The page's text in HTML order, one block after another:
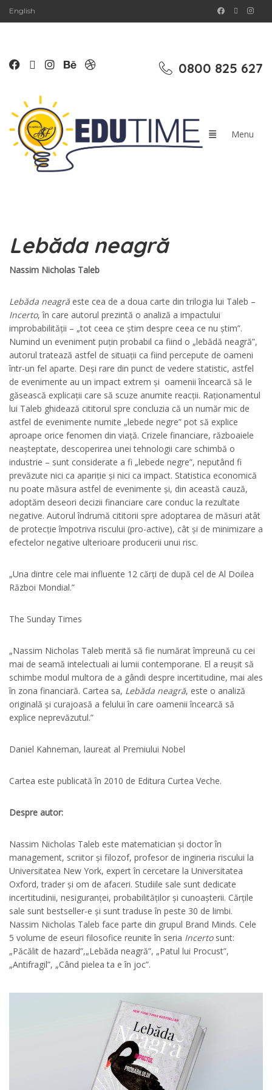
English
0800 825 627
Lebăda neagră
Nassim Nicholas Taleb
Lebăda neagrăeste cea de a doua carte din trilogia lui Taleb –
Incerto, în care autorul prezintă o analiză a impactului
improbabilității – „tot ceea ce știm despre ceea ce nu știm”.
Numind un eveniment puțin probabil ca fiind o „lebădă neagră”,
autorul tratează astfel de situații ca fiind percepute de oameni
într-un fel aparte. Deși rare din punct de vedere statistic, astfel
de evenimente au un impact extrem și oamenii încearcă să le
găsească explicații care să scuze anumite reacții. Raționamentul
lui Taleb ghidează cititorul spre concluzia că un număr mic de
astfel de evenimente numite „lebede negre” pot să explice
aproape orice fenomen din viață. Crizele financiare, războaiele
neașteptate, descoperirea unei tehnologii care schimbă o
industrie – sunt considerate a fi „lebede negre”, neputând fi
prevăzute nici ca apariție și nici ca impact. Statistica economică
nu poate măsura astfel de evenimente și, din această cauză,
adoptăm deseori decizii financiare care conduc la rezultate
negative. Autorul îndrumă cititorii spre adoptarea de măsuri atât
de protecție împotriva riscului (pro-active), cât și de minimizare a
efectelor negative ulterioare producerii unui risc.
„Una dintre cele mai influente 12 cărți de după cel de Al Doilea
Război Mondial.”
The Sunday Times
„Nassim Nicholas Taleb merită să fie numărat împreună cu cei
mai de seamă intelectuali ai lumii contemporane. El a reușit să
schimbe modul multora de a gândi despre incertitudine, mai ales
în zona financiară. Cartea sa, Lebăda neagră, este o analiză
originală și curajoasă a felului în care oamenii încearcă să
explice neprevăzutul.”
Daniel Kahneman, laureat al Premiului Nobel
Cartea este publicată în 2010 de Editura Curtea Veche.
Despre autor:
Nassim Nicholas Taleb este matematician și doctor în
management, scriitor și filozof, profesor de ingineria riscului la
Universitatea New York, expert în cercetare la Universitatea
Oxford, trader și om de afaceri. Studiile sale sunt dedicate
incertitudinii, nesiguranței, probabilităților și cunoașterii. Cărțile
sale sunt bestseller-e și sunt traduse în peste 30 de limbi.
Nassim Nicholas Taleb face parte din grupul Brand Minds. Cele
5 volume de eseuri filosofice reunite în seria Incertosunt:
„Păcălit de hazard”,„Lebăda neagră”, „Patul lui Procust”,
„Antifragil”, „Când pielea ta e în joc”.